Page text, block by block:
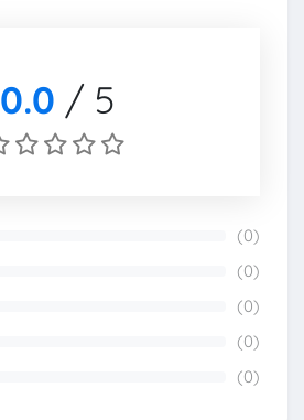
0.0 / 5
(0)
(0)
(0)
(0)
(0)